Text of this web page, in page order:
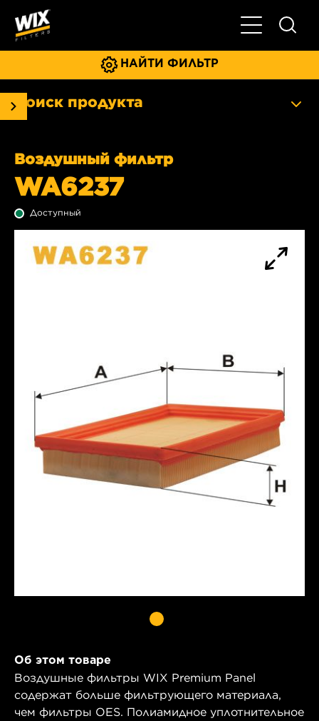
Главное
НАЙТИ ФИЛЬТР
Поиск продукта
Воздушный фильтр
WA6237
Доступный
Об этом товаре
Воздушные фильтры WIX Premium Panel
содержат больше фильтрующего материала,
чем фильтры OES. Полиамидное уплотнительное